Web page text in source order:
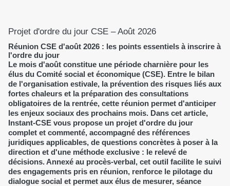
Projet d'ordre du jour CSE – Août 2026
Réunion CSE d'août 2026 : les points essentiels à inscrire à
l'ordre du jour
Le mois d'août constitue une période charnière pour les
élus du Comité social et économique (CSE). Entre le bilan
de l'organisation estivale, la prévention des risques liés aux
fortes chaleurs et la préparation des consultations
obligatoires de la rentrée, cette réunion permet d'anticiper
les enjeux sociaux des prochains mois. Dans cet article,
Instant-CSE vous propose un projet d'ordre du jour
complet et commenté, accompagné des références
juridiques applicables, de questions concrètes à poser à la
direction et d'une méthode exclusive : le relevé de
décisions. Annexé au procès-verbal, cet outil facilite le suivi
des engagements pris en réunion, renforce le pilotage du
dialogue social et permet aux élus de mesurer, séance